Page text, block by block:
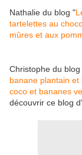
Nathalie du blog "
tartelettes au
mûres et aux
Christophe du blog
banane plantain et
coco et bananes
découvrir ce blog